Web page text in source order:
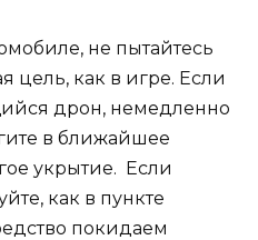
не пытайтесь
цель, как в игре. Если
дрон, немедленно
в ближайшее
укрытие. Если
как в пункте
покидаем